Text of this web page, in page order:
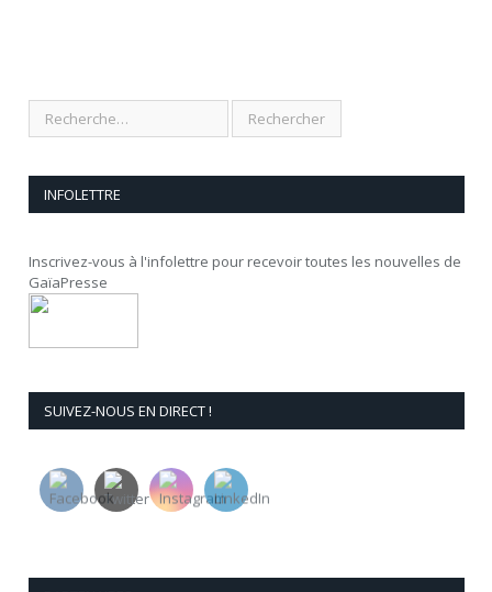
INFOLETTRE
Inscrivez-vous à l'infolettre pour recevoir toutes les nouvelles de
GaïaPresse
SUIVEZ-NOUS EN DIRECT !